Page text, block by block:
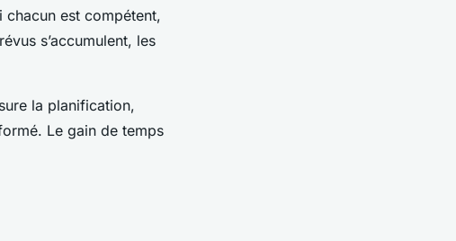
chacun est compétent,
s’accumulent, les
la planification,
Le gain de temps